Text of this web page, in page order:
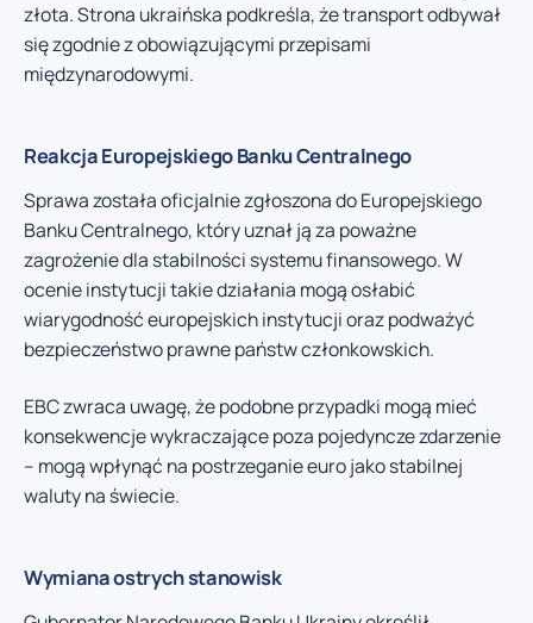
złota. Strona ukraińska podkreśla, że transport odbywał
się zgodnie z obowiązującymi przepisami
międzynarodowymi.
Reakcja Europejskiego Banku Centralnego
Sprawa została oficjalnie zgłoszona do Europejskiego
Banku Centralnego, który uznał ją za poważne
zagrożenie dla stabilności systemu finansowego. W
ocenie instytucji takie działania mogą osłabić
wiarygodność europejskich instytucji oraz podważyć
bezpieczeństwo prawne państw członkowskich.
EBC zwraca uwagę, że podobne przypadki mogą mieć
konsekwencje wykraczające poza pojedyncze zdarzenie
– mogą wpłynąć na postrzeganie euro jako stabilnej
waluty na świecie.
Wymiana ostrych stanowisk